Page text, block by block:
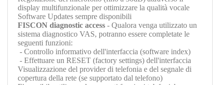
display multifunzionale per ottimizzare la qualità vocale
Software Updates sempre disponibili
FISCON diagnostic access - Qualora venga utilizzato un
sistema diagnostico VAS, potranno essere completate le
seguenti funzioni:
- Controllo informativo dell'interfaccia (software index)
- Effettuare un RESET (factory settings) dell'interfaccia
Visualizzazione del provider di telefonia e del segnale di
copertura della rete (se supportato dal telefono)